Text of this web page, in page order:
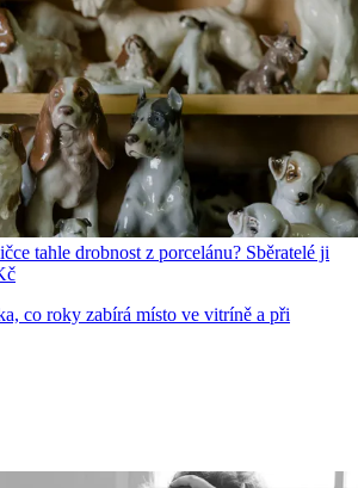
tahle drobnost z porcelánu? Sběratelé ji
co roky zabírá místo ve vitríně a při